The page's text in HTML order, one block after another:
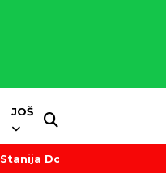
JOŠ
Stanija Dobrojević